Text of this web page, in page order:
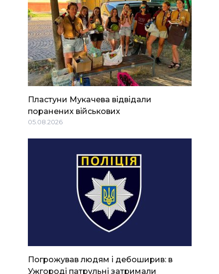
Пластуни Мукачева відвідали
поранених військових
05.08.2026
Погрожував людям і дебоширив: в
Ужгороді патрульні затримали